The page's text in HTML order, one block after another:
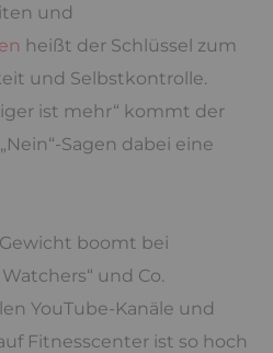
und
heißt der Schlüssel zum
und Selbstkontrolle.
ist mehr“ kommt der
Sagen dabei eine
boomt bei
und Co.
YouTube-Kanäle und
Fitnesscenter ist so hoch